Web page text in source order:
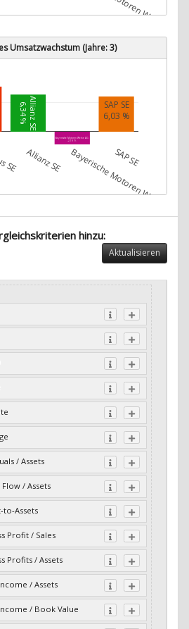
Umsatzwachstum (Jahre: 3)
Allianz SE
6,34 %
Bayerische Motoren Werke AG
-2,19 %
SAP SE
6,03 %
SE Allianz SE Bayerische Motoren Werke AG
SAP SE
hinzu:
Aktualisieren
/ Assets
/ Assets
to-Assets
Profit / Sales
Profits / Assets
/ Assets
/ Book Value